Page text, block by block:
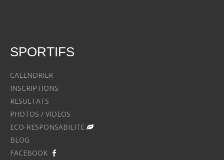
SPORTIFS
CALENDRIER
INSCRIPTIONS
RESULTATS
PHOTOS / VIDEOS
ECO-RESPONSABILITE
BLOG
FACEBOOK